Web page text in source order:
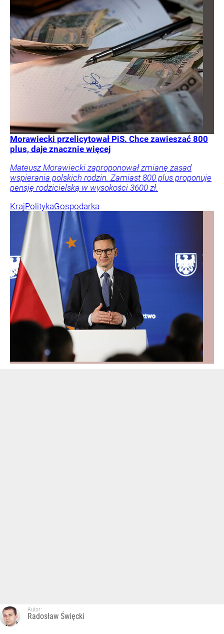
Morawiecki przelicytował PiS. Chce zawieszać 800
plus, daje znacznie więcej
Mateusz Morawiecki zaproponował zmianę zasad
wspierania polskich rodzin. Zamiast 800 plus proponuje
pensję rodzicielską w wysokości 3600 zł.
KrajPolitykaGospodarka
Autor:
Radosław Święcki